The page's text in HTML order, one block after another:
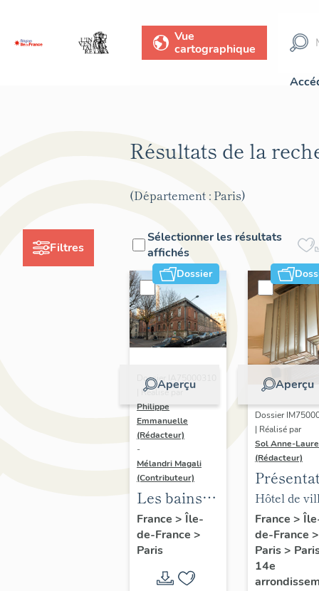
Vue
cartographique
Filtres
Résultats de la
(Département : Paris)
Sélectionner les résultats
affichés
Dossier
Aperçu
Dossier IA75000310
| Réalisé par
Philippe
Emmanuelle
(Rédacteur)
-
Mélandri Magali
(Contributeur)
Les bains
douches
municipaux
de la ville
de Paris
France > Île-
de-France >
Paris
Aperçu
Dossier
| Réalisé par
Sol Anne-Laure
(Rédacteur)
du
de la
annexe
Hôtel de
annexe
France >
de-France >
Paris>
14e